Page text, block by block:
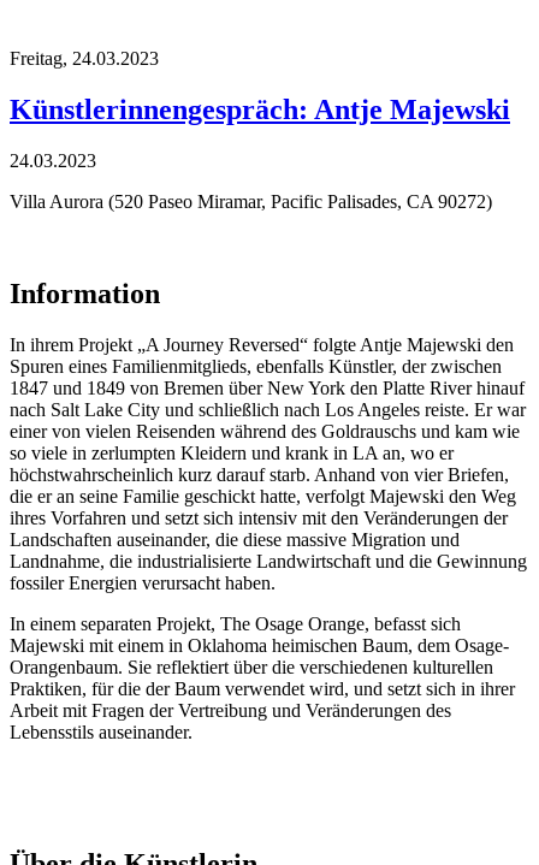
Freitag, 24.03.2023
Künstlerinnengespräch: Antje Majewski
24.03.2023
Villa Aurora (520 Paseo Miramar, Pacific Palisades, CA 90272)
Information
In ihrem Projekt „A Journey Reversed“ folgte Antje Majewski den
Spuren eines Familienmitglieds, ebenfalls Künstler, der zwischen
1847 und 1849 von Bremen über New York den Platte River hinauf
nach Salt Lake City und schließlich nach Los Angeles reiste. Er war
einer von vielen Reisenden während des Goldrauschs und kam wie
so viele in zerlumpten Kleidern und krank in LA an, wo er
höchstwahrscheinlich kurz darauf starb. Anhand von vier Briefen,
die er an seine Familie geschickt hatte, verfolgt Majewski den Weg
ihres Vorfahren und setzt sich intensiv mit den Veränderungen der
Landschaften auseinander, die diese massive Migration und
Landnahme, die industrialisierte Landwirtschaft und die Gewinnung
fossiler Energien verursacht haben.
In einem separaten Projekt, The Osage Orange, befasst sich
Majewski mit einem in Oklahoma heimischen Baum, dem Osage-
Orangenbaum. Sie reflektiert über die verschiedenen kulturellen
Praktiken, für die der Baum verwendet wird, und setzt sich in ihrer
Arbeit mit Fragen der Vertreibung und Veränderungen des
Lebensstils auseinander.